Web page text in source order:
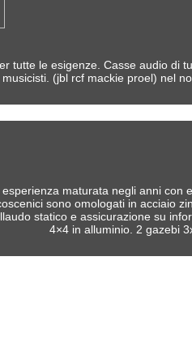
tutte le esigenze. Casse audio di
musicisti. (jbl rcf mackie proel) nel
maturata negli anni con
sono omologati in acciaio
statico e assicurazione su
4×4 in alluminio. 2 gazebi